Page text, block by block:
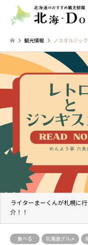
観光情報 ノスタルジッ
ライターまーくんが札幌に
介！！
食べる 北海道グルメ